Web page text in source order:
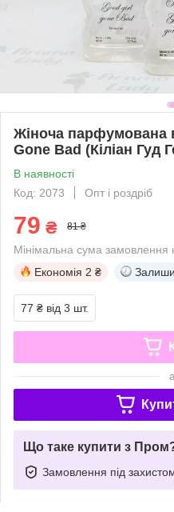
Жіноча парфумована
Gone Bad (Кіліан Гуд
В наявності
Код: 2073
Опт і роздріб
79 ₴ 81 ₴
Мінімальна сума замовлення
Економія 2 ₴
77 ₴ від 3 шт.
Що таке купити з
Замовлення під